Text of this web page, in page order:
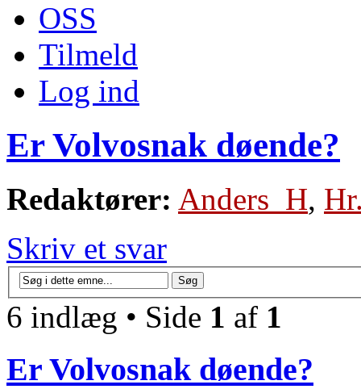
OSS
Tilmeld
Log ind
Er Volvosnak døende?
Redaktører: Anders_H,
Skriv et svar
6 indlæg • Side 1 af 1
Er Volvosnak døende?